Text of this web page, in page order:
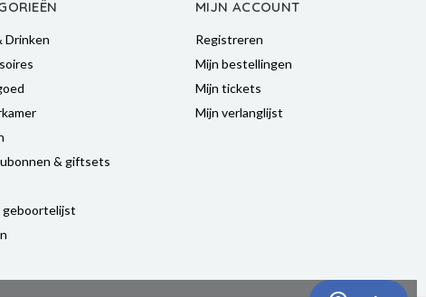
Drinken
& giftsets
geboortelijst
MIJN ACCOUNT
Registreren
Mijn bestellingen
Mijn tickets
Mijn verlanglijst